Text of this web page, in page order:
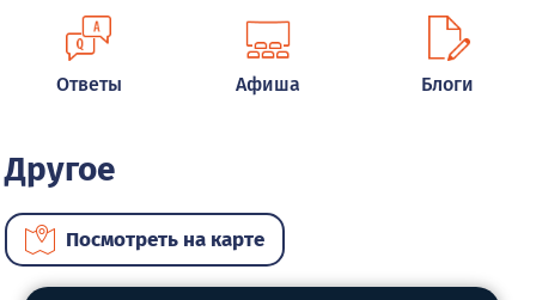
Ответы Афиша Блоги
Другое
Посмотреть на карте